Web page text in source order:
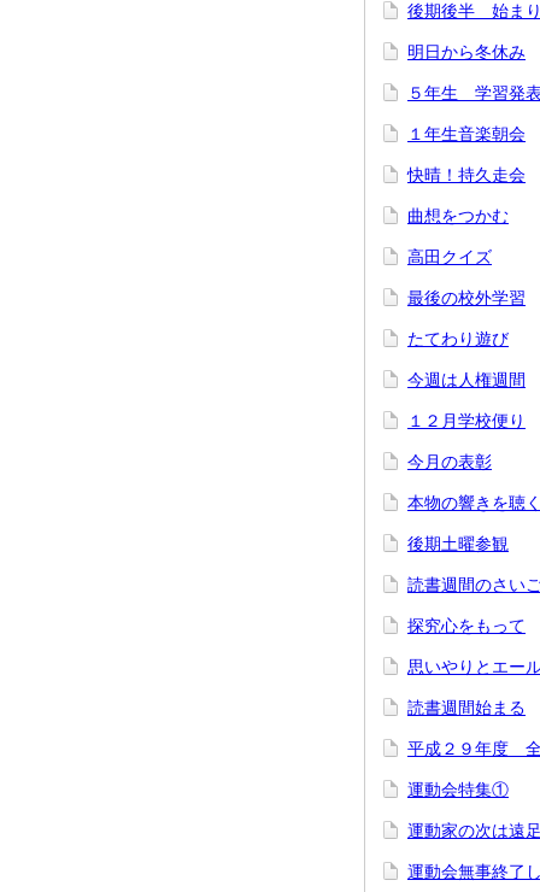
後期後半 始まり
明日から冬休み
５年生 学習発
１年生音楽朝会
快晴！持久走会
曲想をつかむ
高田クイズ
最後の校外学習
たてわり遊び
今週は人権週間
１２月学校便り
今月の表彰
本物の響きを聴く
後期土曜参観
読書週間のさい
探究心をもって
思いやりとエー
読書週間始まる
平成２９年度
運動会特集①
運動家の次は遠足
運動会無事終了